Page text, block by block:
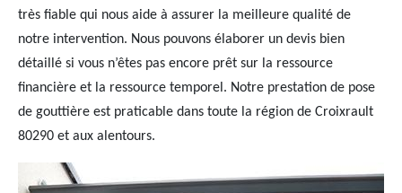
très fiable qui nous aide à assurer la meilleure qualité de
notre intervention. Nous pouvons élaborer un devis bien
détaillé si vous n’êtes pas encore prêt sur la ressource
financière et la ressource temporel. Notre prestation de pose
de gouttière est praticable dans toute la région de Croixrault
80290 et aux alentours.